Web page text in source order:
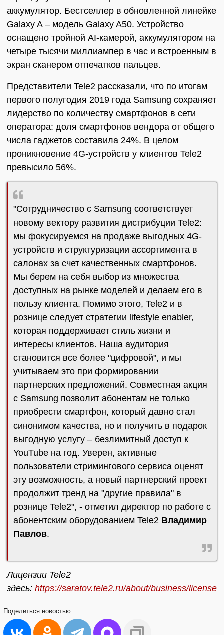
аккумулятор. Бестселлер в обновленной линейке
Galaxy A – модель Galaxy A50. Устройство
оснащено тройной AI-камерой, аккумулятором на
четыре тысячи миллиампер в час и встроенным в
экран сканером отпечатков пальцев.
Представители Tele2 рассказали, что по итогам
первого полугодия 2019 года Samsung сохраняет
лидерство по количеству смартфонов в сети
оператора: доля смартфонов вендора от общего
числа гаджетов составила 24%. В целом
проникновение 4G-устройств у клиентов Tele2
превысило 56%.
"Сотрудничество с Samsung соответствует
новому вектору развития дистрибуции Tele2:
мы фокусируемся на продаже выгодных 4G-
устройств и структуризации ассортимента в
салонах за счет качественных смартфонов.
Мы берем на себя выбор из множества
доступных на рынке моделей и делаем его в
пользу клиента. Помимо этого, Tele2 и в
рознице следует стратегии lifestyle enabler,
которая поддерживает стиль жизни и
интересы клиентов. Наша аудитория
становится все более "цифровой", и мы
учитываем это при формировании
партнерских предложений. Совместная акция
с Samsung позволит абонентам не только
приобрести смартфон, который давно стал
синонимом качества, но и получить в подарок
выгодную услугу – безлимитный доступ к
YouTube на год. Уверен, активные
пользователи стримингового сервиса оценят
эту возможность, а новый партнерский проект
продолжит тренд на "другие правила" в
рознице Tele2", - отметил директор по работе с
абонентским оборудованием Tele2 Владимир
Павлов.
Лицензии Tele2
здесь: https://saratov.tele2.ru/about/business/license
Поделиться новостью: